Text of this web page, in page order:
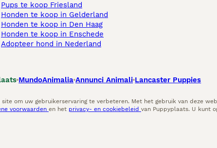
Pups te koop Friesland​
Honden te koop in Gelderland
Honden te koop in Den Haag
Honden te koop in Enschede
Adopteer hond in Nederland
MundoAnimalia Annunci Animali Lancaster Puppies
om uw gebruikerservaring te verbeteren. Met het gebruik van deze
voorwaarden en het privacy- en cookiebeleid van Puppyplaats. U kunt